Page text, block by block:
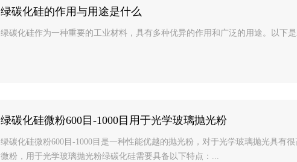
绿碳化硅的作用与用途是什么
绿碳化硅作为一种重要的工业材料，具有多种优异的作用和广泛的用途。以下
绿碳化硅微粉600目-1000目用于光学玻璃抛光粉
绿碳化硅微粉600目-1000目是一种性能优越的抛光粉，对于光学玻璃抛光具有
微粉，用于光学玻璃抛光粉绿碳化硅需要具备以下特点：...